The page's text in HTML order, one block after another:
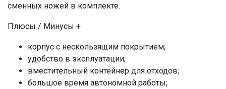
сменных ножей в комплекте.
Плюсы / Минусы +
корпус с нескользящим покрытием;
удобство в эксплуатации;
вместительный контейнер для отходов;
большое время автономной работы;